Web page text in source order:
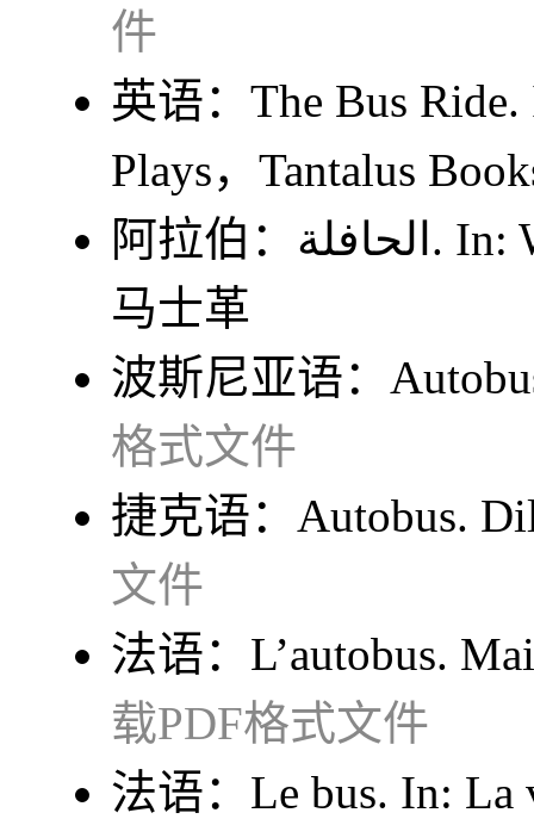
件
英语： The Bus Ride.
Plays，Tantalus
阿拉伯： الحافلة. In:
马士革
波斯尼亚语：
格式文件
捷克语： Autobus.
文件
法语： L’autobus.
载PDF格式文件
法语： Le bus. In: La